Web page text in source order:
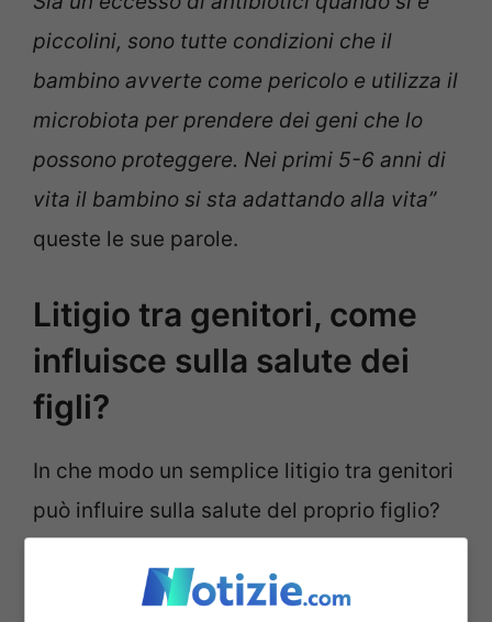
piccolini, sono tutte condizioni che il
bambino avverte come pericolo e utilizza il
microbiota per prendere dei geni che lo
possono proteggere. Nei primi 5-6 anni di
vita il bambino si sta adattando alla vita”
queste le sue parole.
Litigio tra genitori, come
influisce sulla salute dei
figli?
In che modo un semplice litigio tra genitori
può influire sulla salute del proprio figlio?
Messaggero pare che la peggio potrebbe